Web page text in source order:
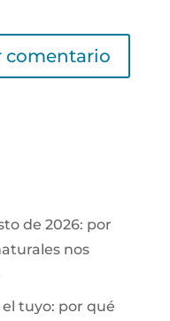
de 2026: por
nos
tuyo: por qué